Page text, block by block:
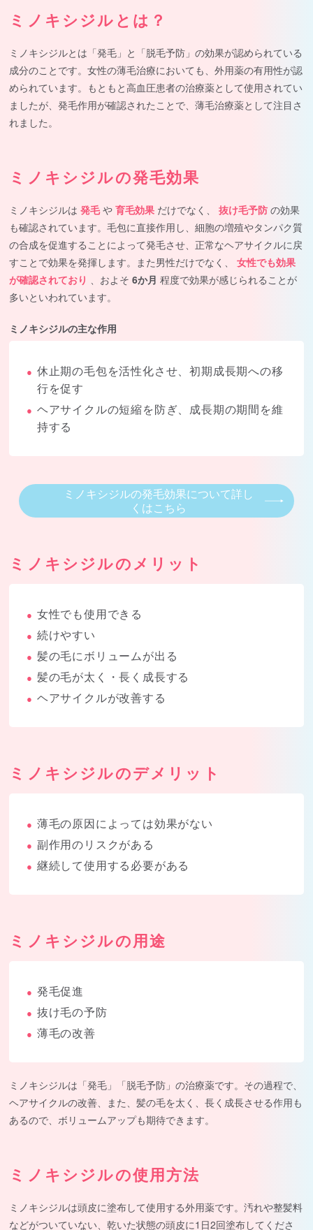
ミノキシジルとは？
ミノキシジルとは「発毛」と「脱毛予防」の効果が認められている
成分のことです。女性の薄毛治療においても、外用薬の有用性が認
められています。もともと高血圧患者の治療薬として使用されてい
ましたが、発毛作用が確認されたことで、薄毛治療薬として注目さ
れました。
ミノキシジルの発毛効果
ミノキシジルは発毛や育毛効果 だけでなく、抜け毛予防 の効果
も確認されています。毛包に直接作用し、細胞の増殖やタンパク質
の合成を促進することによって発毛させ、正常なヘアサイクルに戻
すことで効果を発揮します。また男性だけでなく、女性でも効果
が確認されており 、およそ6か月 程度で効果が感じられることが
多いといわれています。
ミノキシジルの主な作用
● 休止期の毛包を活性化させ、初期成長期への移
行を促す
● ヘアサイクルの短縮を防ぎ、成長期の期間を維
持する
ミノキシジルの発毛効果について詳し
くはこちら
ミノキシジルのメリット
● 女性でも使用できる
● 続けやすい
● 髪の毛にボリュームが出る
● 髪の毛が太く・長く成長する
● ヘアサイクルが改善する
ミノキシジルのデメリット
● 薄毛の原因によっては効果がない
● 副作用のリスクがある
● 継続して使用する必要がある
ミノキシジルの用途
● 発毛促進
● 抜け毛の予防
● 薄毛の改善
ミノキシジルは「発毛」「脱毛予防」の治療薬です。その過程で、
ヘアサイクルの改善、また、髪の毛を太く、長く成長させる作用も
あるので、ボリュームアップも期待できます。
ミノキシジルの使用方法
ミノキシジルは頭皮に塗布して使用する外用薬です。汚れや整髪料
などがついていない、乾いた状態の頭皮に1日2回塗布してくださ